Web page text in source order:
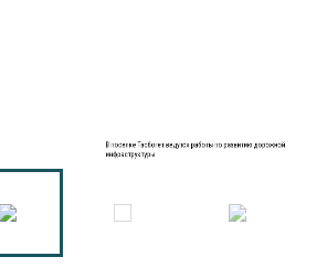
В поселке Тасбогет ведутся работы по развитию дорожной
инфраструктуры